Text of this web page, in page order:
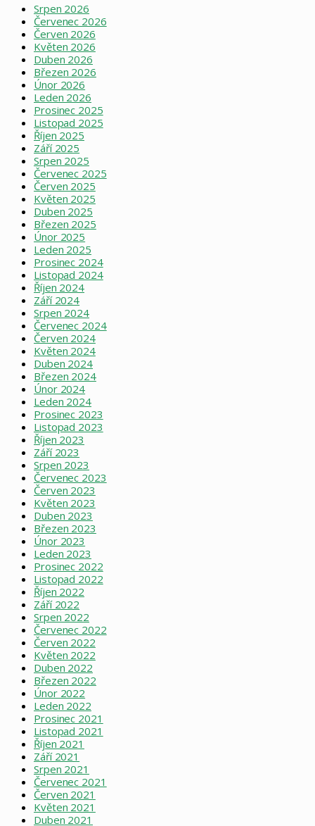
Srpen 2026
Červenec 2026
Červen 2026
Květen 2026
Duben 2026
Březen 2026
Únor 2026
Leden 2026
Prosinec 2025
Listopad 2025
Říjen 2025
Září 2025
Srpen 2025
Červenec 2025
Červen 2025
Květen 2025
Duben 2025
Březen 2025
Únor 2025
Leden 2025
Prosinec 2024
Listopad 2024
Říjen 2024
Září 2024
Srpen 2024
Červenec 2024
Červen 2024
Květen 2024
Duben 2024
Březen 2024
Únor 2024
Leden 2024
Prosinec 2023
Listopad 2023
Říjen 2023
Září 2023
Srpen 2023
Červenec 2023
Červen 2023
Květen 2023
Duben 2023
Březen 2023
Únor 2023
Leden 2023
Prosinec 2022
Listopad 2022
Říjen 2022
Září 2022
Srpen 2022
Červenec 2022
Červen 2022
Květen 2022
Duben 2022
Březen 2022
Únor 2022
Leden 2022
Prosinec 2021
Listopad 2021
Říjen 2021
Září 2021
Srpen 2021
Červenec 2021
Červen 2021
Květen 2021
Duben 2021